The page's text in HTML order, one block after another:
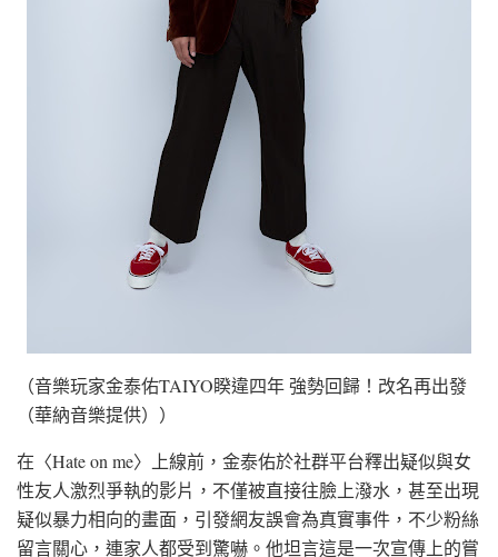
（音樂玩家金泰佑TAIYO睽違四年 強勢回歸！改名再出發
（華納音樂提供））
在〈Hate on me〉上線前，金泰佑於社群平台釋出疑似與女
性友人激烈爭執的影片，不僅被直接往臉上潑水，甚至出現
疑似暴力相向的畫面，引發網友誤會為真實事件，不少粉絲
留言關心，連家人都受到驚嚇。他坦言這是一次宣傳上的嘗